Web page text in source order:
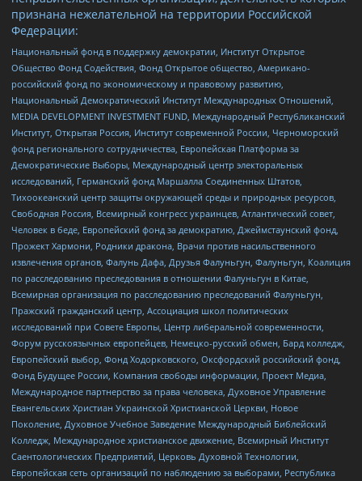
признана нежелательной на территории Российской
Федерации:
Национальный фонд в поддержку демократии, Институт Открытое
Общество Фонд Содействия, Фонд Открытое общество, Американо-
российский фонд по экономическому и правовому развитию,
Национальный Демократический Институт Международных Отношений,
MEDIA DEVELOPMENT INVESTMENT FUND, Международный Республиканский
Институт, Открытая Россия, Институт современной России, Черноморский
фонд регионального сотрудничества, Европейская Платформа за
Демократические Выборы, Международный центр электоральных
исследований, Германский фонд Маршалла Соединенных Штатов,
Тихоокеанский центр защиты окружающей среды и природных ресурсов,
Свободная Россия, Всемирный конгресс украинцев, Атлантический совет,
Человек в беде, Европейский фонд за демократию, Джеймстаунский фонд,
Прожект Хармони, Родники дракона, Врачи против насильственного
извлечения органов, Фалунь Дафа, Друзья Фалуньгун, Фалуньгун, Коалиция
по расследованию преследования в отношении Фалуньгун в Китае,
Всемирная организация по расследованию преследований Фалуньгун,
Пражский гражданский центр, Ассоциация школ политических
исследований при Совете Европы, Центр либеральной современности,
Форум русскоязычных европейцев, Немецко-русский обмен, Бард колледж,
Европейский выбор, Фонд Ходорковского, Оксфордский российский фонд,
Фонд Будущее России, Компания свободы информации, Проект Медиа,
Международное партнерство за права человека, Духовное Управление
Евангельских Христиан Украинской Христианской Церкви, Новое
Поколение, Духовное Учебное Заведение Международный Библейский
Колледж, Международное христианское движение, Всемирный Институт
Саентологических Предприятий, Церковь Духовной Технологии,
Европейская сеть организаций по наблюдению за выборами, Республика